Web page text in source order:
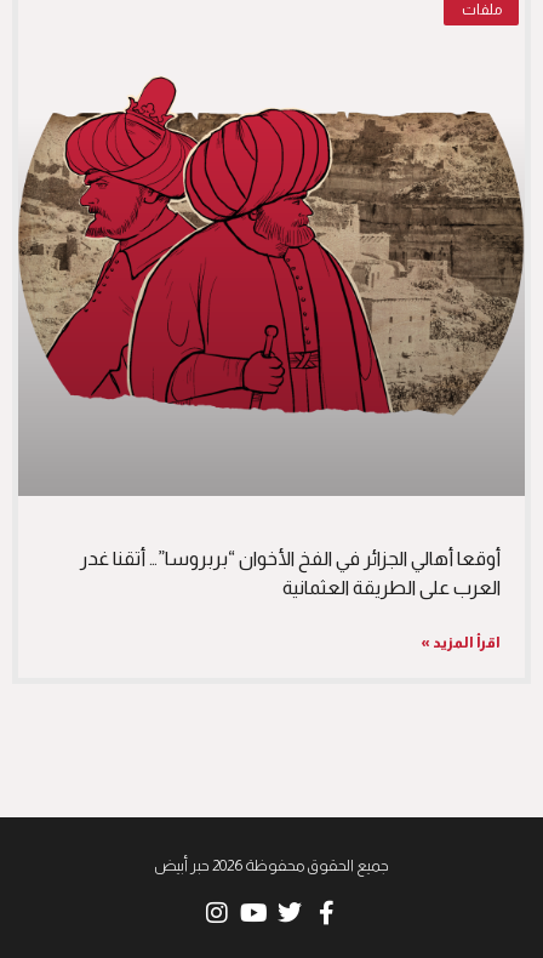
ملفات
أوقعا أهالي الجزائر في الفخ الأخوان “بربروسا”… أتقنا غدر
العرب على الطريقة العثمانية
اقرأ المزيد »
جميع الحقوق محفوظة 2026 حبر أبيض